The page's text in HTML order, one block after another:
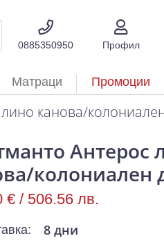
0885350950 Профил
Матраци Промоции
канова/
Антерос
колониален
€ / 506.56 лв.
8 дни